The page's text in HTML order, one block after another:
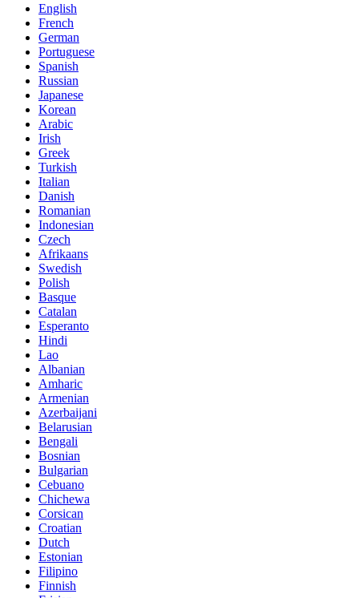
English
French
German
Portuguese
Spanish
Russian
Japanese
Korean
Arabic
Irish
Greek
Turkish
Italian
Danish
Romanian
Indonesian
Czech
Afrikaans
Swedish
Polish
Basque
Catalan
Esperanto
Hindi
Lao
Albanian
Amharic
Armenian
Azerbaijani
Belarusian
Bengali
Bosnian
Bulgarian
Cebuano
Chichewa
Corsican
Croatian
Dutch
Estonian
Filipino
Finnish